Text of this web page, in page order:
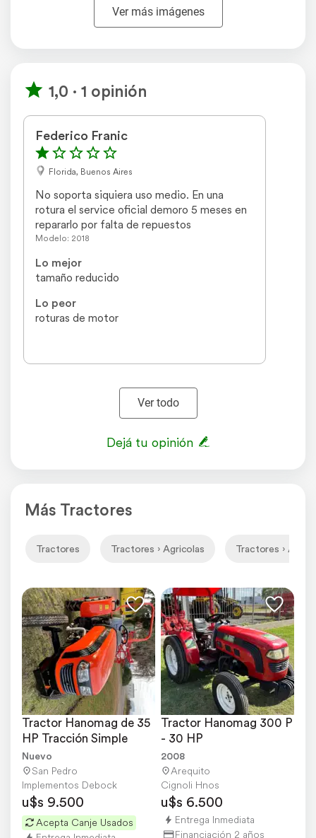
contactarnos por WhatsApp
El usuario asume toda la responsabilidad por la publicación.
Ver más imágenes
1,0 · 1 opinión
Federico Franic
Florida, Buenos Aires
No soporta siquiera uso medio. En una
rotura el service oficial demoro 5 meses en
repararlo por falta de repuestos
Modelo: 2018
Lo mejor
tamaño reducido
Lo peor
roturas de motor
Ver todo
Dejá tu opinión
Más Tractores
Tractores Tractores › Agricolas Tractores ›
Tractor Hanomag de 35
HP Tracción Simple
Nuevo
San Pedro
Implementos Debock
u$s 9.500
Acepta Canje Usados
Tractor Hanomag 300 P
- 30 HP
2008
Arequito
Cignoli Hnos
u$s 6.500
Entrega Inmediata
Financiación 2 años